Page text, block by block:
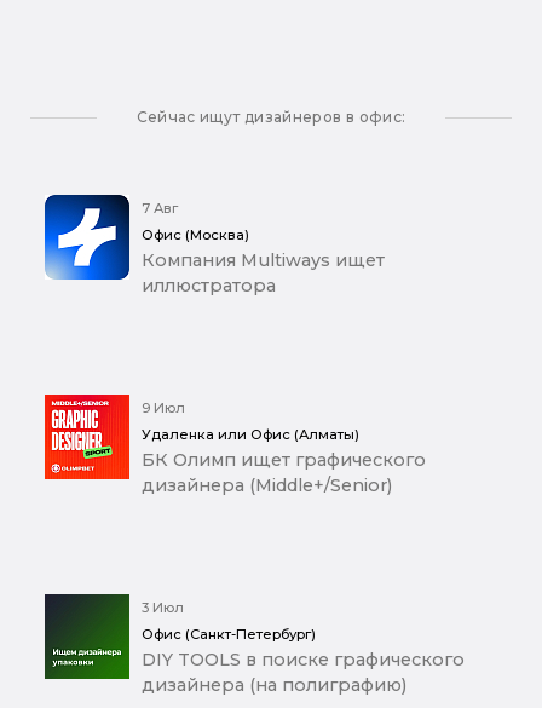
Сейчас ищут дизайнеров в офис:
7 Авг
Офис (Москва)
Компания Multiways ищет
иллюстратора
9 Июл
Удаленка или Офис (Алматы)
БК Олимп ищет графического
дизайнера (Middle+/Senior)
3 Июл
Офис (Санкт-Петербург)
DIY TOOLS в поиске графического
дизайнера (на полиграфию)